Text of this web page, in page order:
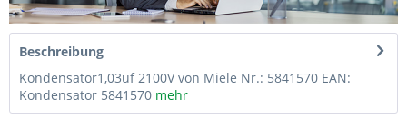
Beschreibung
Kondensator1,03uf 2100V von Miele Nr.: 5841570 EAN:
Kondensator 5841570 mehr